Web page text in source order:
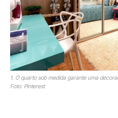
1. O quarto sob medida garante uma
Foto: Pinterest